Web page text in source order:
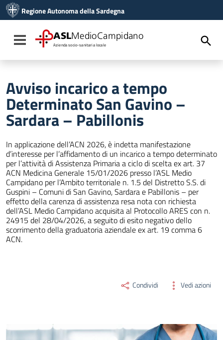
Vai al menu di navigazione
Vai al footer
Regione Autonoma della Sardegna
Toggle navigation
ASLMedioCampidano
Azienda socio-sanitaria locale
Avviso incarico a tempo
Determinato San Gavino –
Sardara – Pabillonis
In applicazione dell’ACN 2026, è indetta manifestazione
d’interesse per l’affidamento di un incarico a tempo determinato
per l’attività di Assistenza Primaria a ciclo di scelta ex art. 37
ACN Medicina Generale 15/01/2026 presso l’ASL Medio
Campidano per l’Ambito territoriale n. 1.5 del Distretto S.S. di
Guspini – Comuni di San Gavino, Sardara e Pabillonis – per
effetto della carenza di assistenza resa nota con richiesta
dell’ASL Medio Campidano acquisita al Protocollo ARES con n.
24915 del 28/04/2026, a seguito di esito negativo dello
scorrimento della graduatoria aziendale ex art. 19 comma 6
ACN.
Condividi Vedi azioni